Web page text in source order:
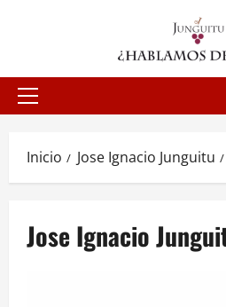
Menú
Inicio Jose Ignacio Junguitu
Jose Ignacio